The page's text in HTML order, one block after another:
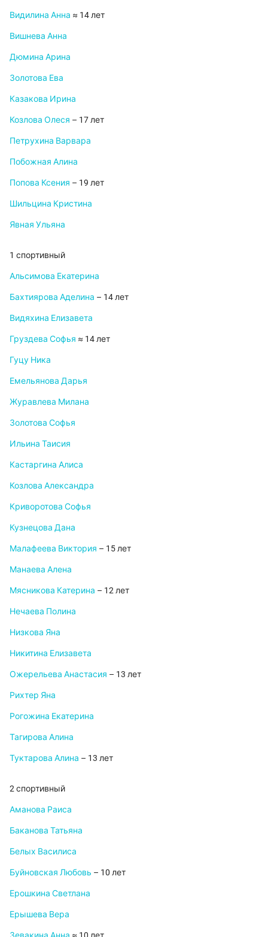
Видилина Анна ≈ 14 лет
Вишнева Анна
Дюмина Арина
Золотова Ева
Казакова Ирина
Козлова Олеся – 17 лет
Петрухина Варвара
Побожная Алина
Попова Ксения – 19 лет
Шильцина Кристина
Явная Ульяна
1 спортивный
Альсимова Екатерина
Бахтиярова Аделина – 14 лет
Видяхина Елизавета
Груздева Софья ≈ 14 лет
Гуцу Ника
Емельянова Дарья
Журавлева Милана
Золотова Софья
Ильина Таисия
Кастаргина Алиса
Козлова Александра
Криворотова Софья
Кузнецова Дана
Малафеева Виктория – 15 лет
Манаева Алена
Мясникова Катерина – 12 лет
Нечаева Полина
Низкова Яна
Никитина Елизавета
Ожерельева Анастасия – 13 лет
Рихтер Яна
Рогожина Екатерина
Тагирова Алина
Туктарова Алина – 13 лет
2 спортивный
Аманова Раиса
Баканова Татьяна
Белых Василиса
Буйновская Любовь – 10 лет
Ерошкина Светлана
Ерышева Вера